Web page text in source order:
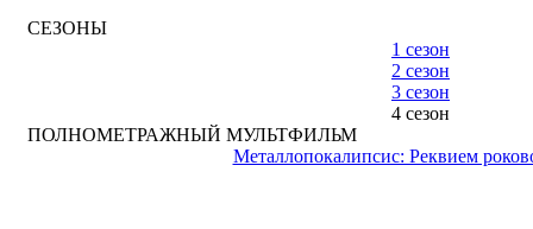
СЕЗОНЫ
1 сезон
2 сезон
3 сезон
4 сезон
ПОЛНОМЕТРАЖНЫЙ МУЛЬТФИЛЬМ
Металлопокалипсис: Реквием